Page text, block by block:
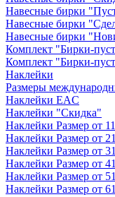
Навесные бирки
Навесные бирки
Навесные бирки
Комплект "Бирки-
Комплект "Бирки-
Наклейки
Размеры
Наклейки EAC
Наклейки "Скидка"
Наклейки Размер от
Наклейки Размер от
Наклейки Размер от
Наклейки Размер от
Наклейки Размер от
Наклейки Размер от